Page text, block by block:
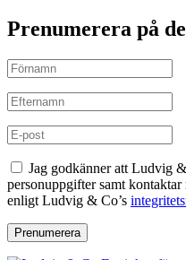
Prenumerera på
Jag godkänner att Ludvig
personuppgifter samt
enligt Ludvig & Co’s
Prenumerera